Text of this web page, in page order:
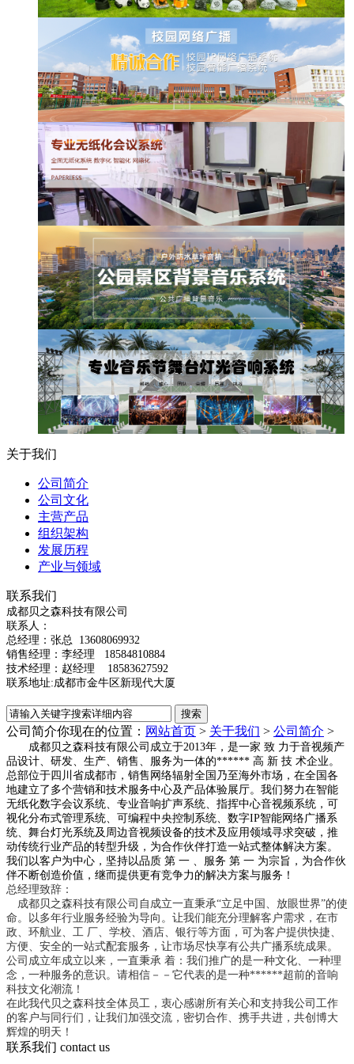
关于我们
公司简介
公司文化
主营产品
组织架构
发展历程
产业与领域
联系我们
成都贝之森科技有限公司
联系人：
总经理： 张总 13608069932
销售经理：李经理 18584810884
技术经理：赵经理 18583627592
联系地址:成都市金牛区新现代大厦
公司简介你现在的位置： 网站首页 > 关于我们 > 公司简介 >
成都贝之森科技有限公司成立于2013年，是一家 致 力于音视频产
品设计、研发、生产、销售、服务为一体的****** 高 新 技 术企业。
总部位于四川省成都市，销售网络辐射全国乃至海外市场，在全国各
地建立了多个营销和技术服务中心及产品体验展厅。我们努力在智能
无纸化数字会议系统、专业音响扩声系统、指挥中心音视频系统，可
视化分布式管理系统、可编程中央控制系统、数字IP智能网络广播系
统、舞台灯光系统及周边音视频设备的技术及应用领域寻求突破，推
动传统行业产品的转型升级，为合作伙伴打造一站式整体解决方案。
我们以客户为中心，坚持以品质 第 一 、服务 第 一 为宗旨，为合作伙
伴不断创造价值，继而提供更有竞争力的解决方案与服务！
总经理致辞：
成都贝之森科技有限公司自成立一直秉承“立足中国、放眼世界”的使
命。以多年行业服务经验为导向。让我们能充分理解客户需求，在市
政、环航业、工 厂、学校、酒店、银行等方面，可为客户提供快捷、
方便、安全的一站式配套服务，让市场尽快享有公共广播系统成果。
公司成立年成立以来，一直秉承 着：我们推广的是一种文化、一种理
念，一种服务的意识。请相信－－它代表的是一种******超前的音响
科技文化潮流！
在此我代贝之森科技全体员工，衷心感谢所有关心和支持我公司工作
的客户与同行们，让我们加强交流，密切合作、携手共进，共创博大
辉煌的明天！
联系我们 contact us